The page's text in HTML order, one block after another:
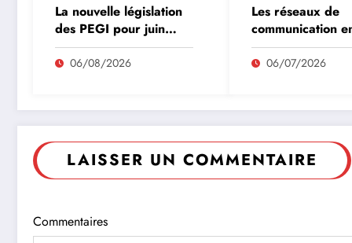
La nouvelle législation
des PEGI pour juin
2026
06/08/2026
Les réseaux de
communication
les jeux vidéos
06/07/2026
LAISSER UN COMMENTAIRE
Commentaires